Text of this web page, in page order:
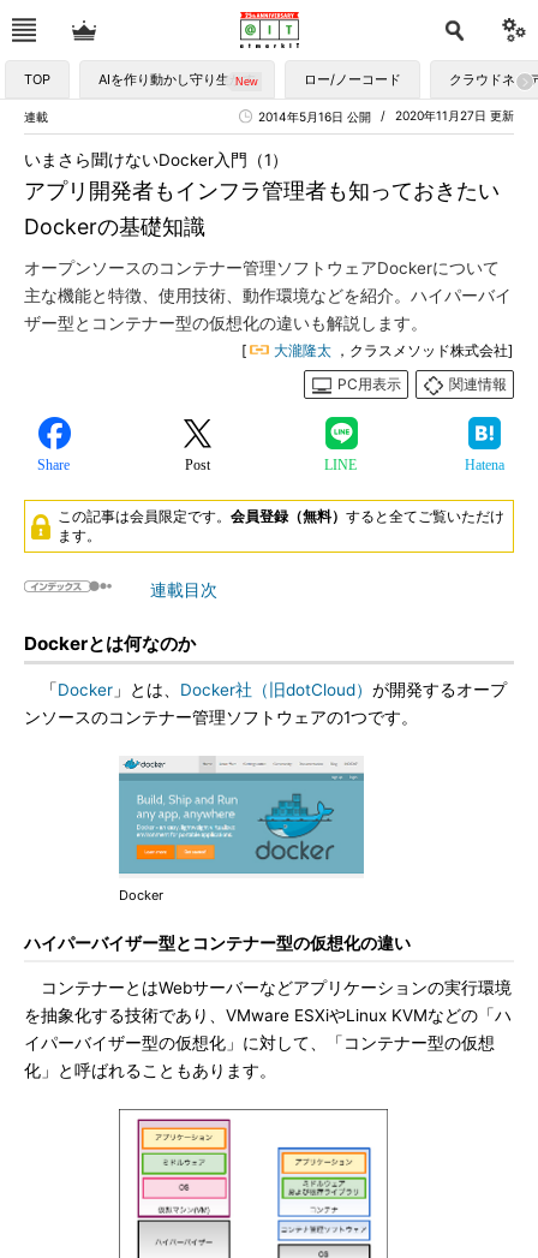
TOP AIを作り動かし守り生かす ロー/ノーコード クラウドネイ
連載 2020年11月27日 更新
2014年5月16日 公開
アプリ開発者もインフラ管理者も知っておきたい
Dockerの基礎知識
いまさら聞けないDocker入門（1）
オープンソースのコンテナー管理ソフトウェアDockerについて
主な機能と特徴、使用技術、動作環境などを紹介。ハイパーバイ
ザー型とコンテナー型の仮想化の違いも解説します。
[ 大瀧隆太 ，クラスメソッド株式会社]
PC用表示
関連情報
Share Post LINE Hatena
この記事は会員限定です。 会員登録（無料） すると全てご覧いただけ
ます。
連載目次
Dockerとは何なのか
「Docker 」とは、 Docker社（旧dotCloud） が開発するオープ
ンソースのコンテナー管理ソフトウェアの1つです。
Docker
ハイパーバイザー型とコンテナー型の仮想化の違い
コンテナーとはWebサーバーなどアプリケーションの実行環境
を抽象化する技術であり、VMware ESXiやLinux KVMなどの「ハ
イパーバイザー型の仮想化」に対して、「コンテナー型の仮想
化」と呼ばれることもあります。